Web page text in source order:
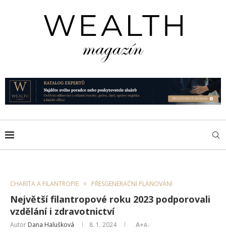
CHARITA A FILANTROPIE PŘESGENERAČNÍ PLÁNOVÁNÍ
Největší filantropové roku 2023 podporovali
vzdělání i zdravotnictví
Autor Dana Halušková 8. 1. 2024 A+A-